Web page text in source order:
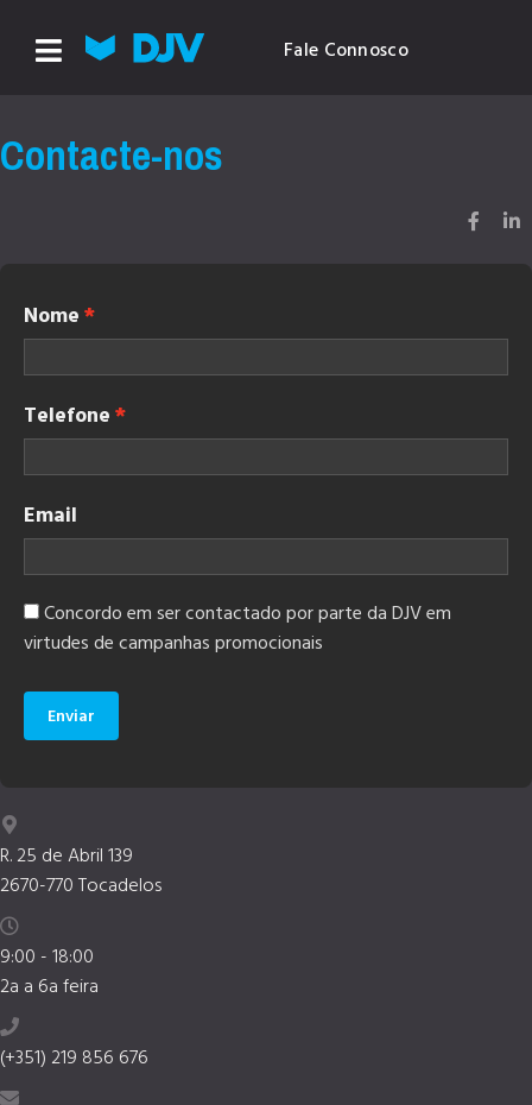
Fale Connosco
Contacte-nos
Nome
Telefone
Email
Concordo em ser contactado por parte da DJV em
virtudes de campanhas promocionais
Enviar
R. 25 de Abril 139
2670-770 Tocadelos
9:00 - 18:00
2a a 6a feira
(+351) 219 856 676